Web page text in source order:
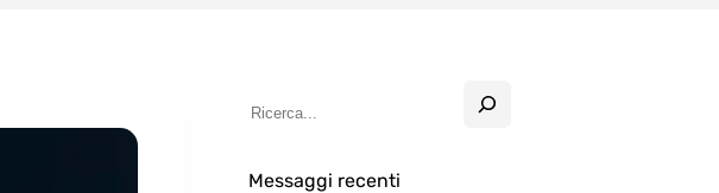
Messaggi recenti